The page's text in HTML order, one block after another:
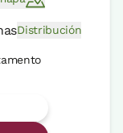
Distribución